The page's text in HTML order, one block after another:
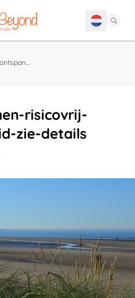
covid--ontspannen-risicovrij-annuleringsbeleid-zie-details
risicovrij-
zie-details